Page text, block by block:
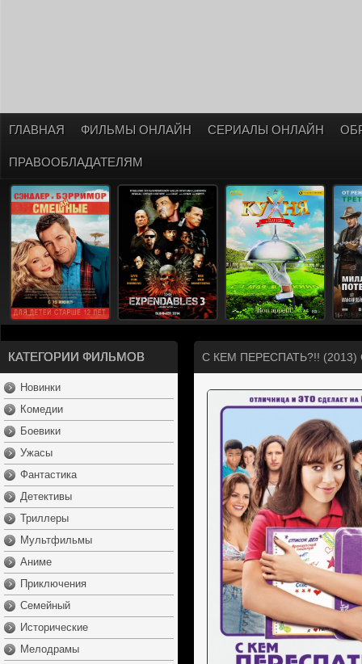
ГЛАВНАЯ ФИЛЬМЫ ОНЛАЙН СЕРИАЛЫ ОНЛАЙН
ПРАВООБЛАДАТЕЛЯМ
КАТЕГОРИИ ФИЛЬМОВ
Новинки
Комедии
Боевики
Ужасы
Фантастика
Детективы
Триллеры
Мультфильмы
Аниме
Приключения
Семейный
Исторические
Мелодрамы
С КЕМ ПЕРЕСПАТЬ?!!